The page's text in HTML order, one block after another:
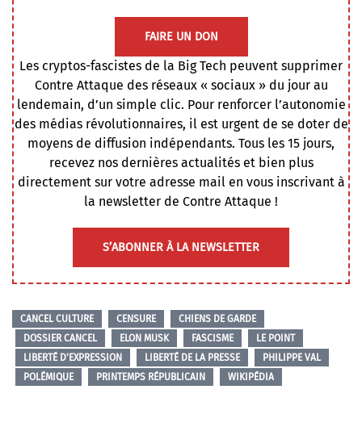
FAIRE UN DON
Les cryptos-fascistes de la Big Tech peuvent supprimer
Contre Attaque des réseaux « sociaux » du jour au
lendemain, d’un simple clic. Pour renforcer l’autonomie
des médias révolutionnaires, il est urgent de se doter de
moyens de diffusion indépendants. Tous les 15 jours,
recevez nos dernières actualités et bien plus
directement sur votre adresse mail en vous inscrivant à
la newsletter de Contre Attaque !
S’ABONNER À LA NEWSLETTER
CANCEL CULTURE CENSURE
CHIENS DE GARDE
DOSSIER CANCEL
ELON MUSK FASCISME
LE POINT
LIBERTÉ D'EXPRESSION
LIBERTÉ DE LA PRESSE
PHILIPPE VAL
POLÉMIQUE
PRINTEMPS RÉPUBLICAIN WIKIPÉDIA